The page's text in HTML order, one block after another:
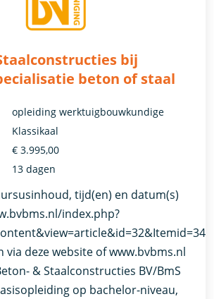
bij
beton of staal
tijd(en) en datum(s)
index.php?
via deze website of www.bvbms.nl
& Staalconstructies BV/BmS
op bachelor-niveau,
opleiding werktuigbouwkundige
Klassikaal
€ 3.995,00
13 dagen